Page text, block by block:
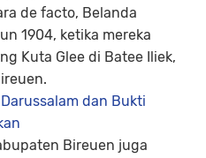
de facto, Belanda
1904, ketika mereka
Kuta Glee di Batee Iliek,
dan Bukti
Bireuen juga